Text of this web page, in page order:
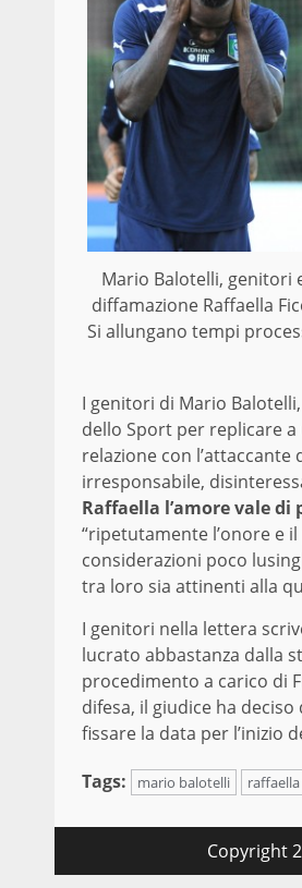
Mario Balotelli, genitori
diffamazione Raffaella
Si allungano tempi
I genitori di Mario
dello Sport per replicare a
relazione con
irresponsabile,
Raffaella l’amore vale
“ripetutamente l’onore e
considerazioni poco
tra loro sia attinenti alla
I genitori nella lettera
lucrato abbastanza dalla
procedimento a carico di
difesa, il giudice ha
fissare la data per l’inizio
Tags:
mario balotelli
Copyright